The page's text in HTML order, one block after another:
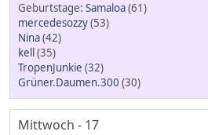
Samaloa(61)
mercedesozzy(53)
Nina(42)
kell(35)
TropenJunkie (32)
Grüner.Daumen.300 (30)
Mittwoch - 17